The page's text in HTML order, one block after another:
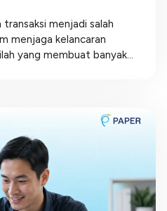
menjadi salah
menjaga kelancaran
yang membuat banyak...